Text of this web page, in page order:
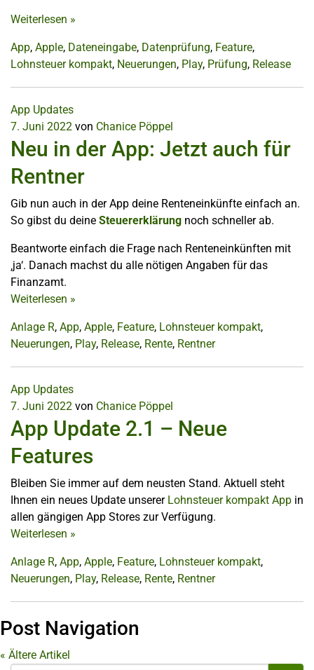
Weiterlesen »
App, Apple, Dateneingabe, Datenprüfung, Feature,
Lohnsteuer kompakt, Neuerungen, Play, Prüfung, Release
App Updates
7. Juni 2022 von Chanice Pöppel
Neu in der App: Jetzt auch für
Rentner
Gib nun auch in der App deine Renteneinkünfte einfach an.
So gibst du deine Steuererklärung noch schneller ab.
Beantworte einfach die Frage nach Renteneinkünften mit
‚ja‘. Danach machst du alle nötigen Angaben für das
Finanzamt.
Weiterlesen »
Anlage R, App, Apple, Feature, Lohnsteuer kompakt,
Neuerungen, Play, Release, Rente, Rentner
App Updates
7. Juni 2022 von Chanice Pöppel
App Update 2.1 – Neue
Features
Bleiben Sie immer auf dem neusten Stand. Aktuell steht
Ihnen ein neues Update unserer Lohnsteuer kompakt App in
allen gängigen App Stores zur Verfügung.
Weiterlesen »
Anlage R, App, Apple, Feature, Lohnsteuer kompakt,
Neuerungen, Play, Release, Rente, Rentner
Post Navigation
« Ältere Artikel